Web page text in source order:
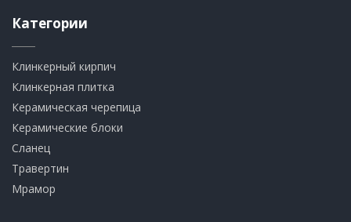
Категории
Клинкерный кирпич​
​Клинкерная плитка
​Керамическая черепица
​Керамические блоки
​Сланец
Травертин​
​Мрамор